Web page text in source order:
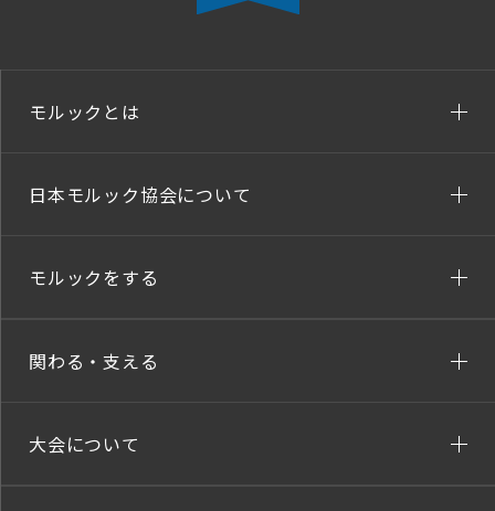
モルックとは
日本モルック協会について
モルックをする
関わる・支える
大会について